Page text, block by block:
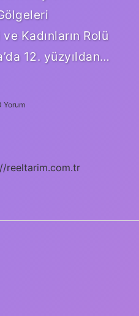
Kadınların Rolü
12. yüzyıldan…
Yorum
reeltarim.com.tr